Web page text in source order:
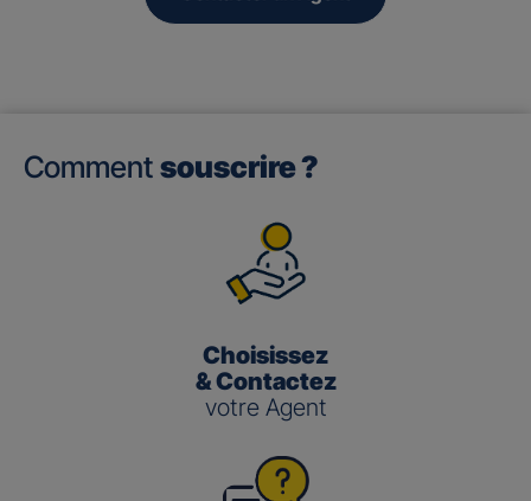
Comment souscrire ?
Choisissez
& Contactez
votre Agent